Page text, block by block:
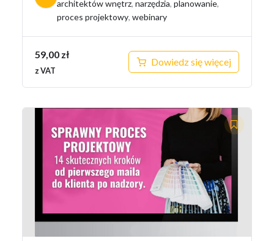
architektów wnętrz, narzędzia, planowanie,
proces projektowy, webinary
59,00 zł
z VAT
Dowiedz się więcej